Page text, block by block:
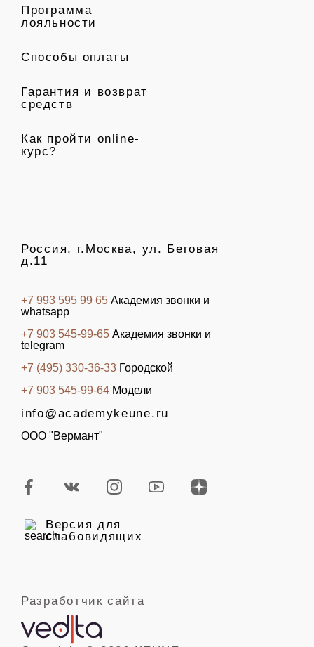
Программа
лояльности
Способы оплаты
Гарантия и возврат
средств
Как пройти online-
курс?
Россия, г.Москва, ул. Беговая
д.11
+7 993 595 99 65 Академия звонки и
whatsapp
+7 903 545-99-65 Академия звонки и
telegram
+7 (495) 330-36-33 Городской
+7 903 545-99-64 Модели
info@academykeune.ru
ООО "Вермант"
Версия для
слабовидящих
Разработчик сайта